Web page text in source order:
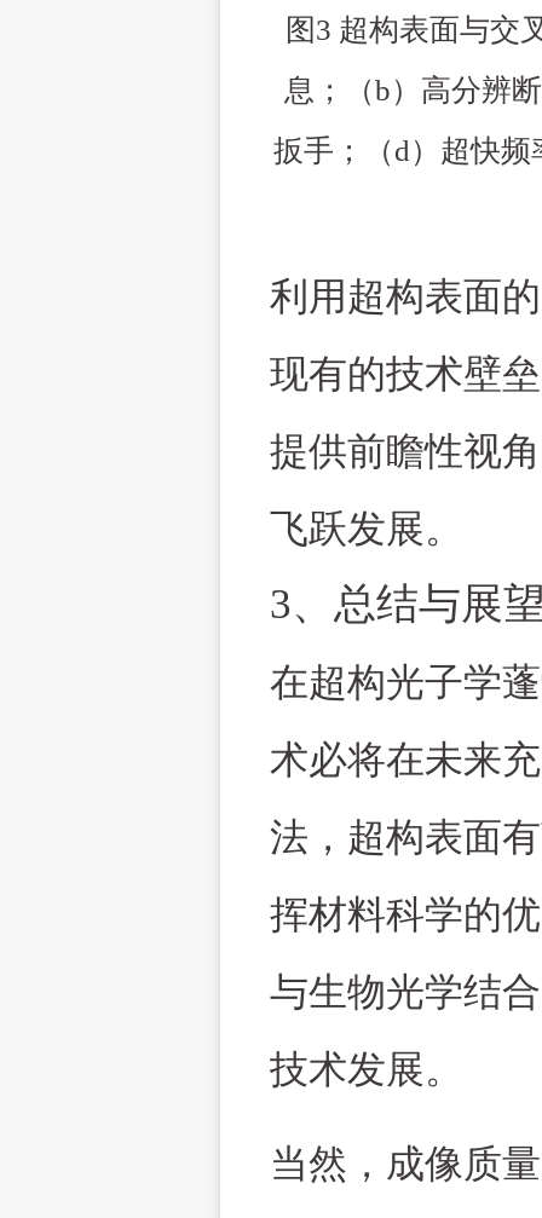
图3 超构表面与交
息；（b）高分辨
扳手；（d ）超快
利用超构表面
现有的技术壁
提供前瞻性视
飞跃发展。
3、总结与展
在超构光子学
术必将在未来
法，超构表面
挥材料科学的
与生物光学结
技术发展。
当然，成像质